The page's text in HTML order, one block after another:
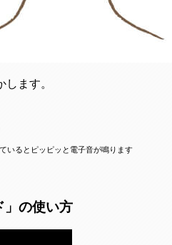
ます。
いるとピッピッと電子音が鳴ります
」の使い方